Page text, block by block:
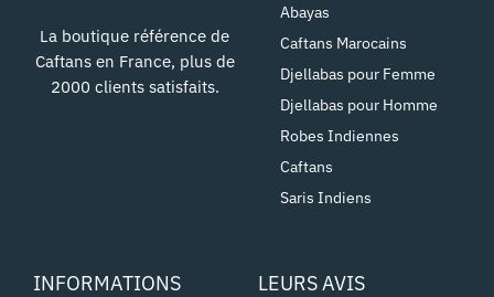
La boutique référence de
Caftans en France, plus de
2000 clients satisfaits.
Abayas
Caftans Marocains
Djellabas pour Femme
Djellabas pour Homme
Robes Indiennes
Caftans
Saris Indiens
INFORMATIONS LEURS AVIS